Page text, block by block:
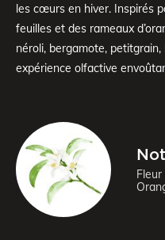
les cœurs en hiver. Inspirés
feuilles et des rameaux
néroli, bergamote,
expérience olfactive